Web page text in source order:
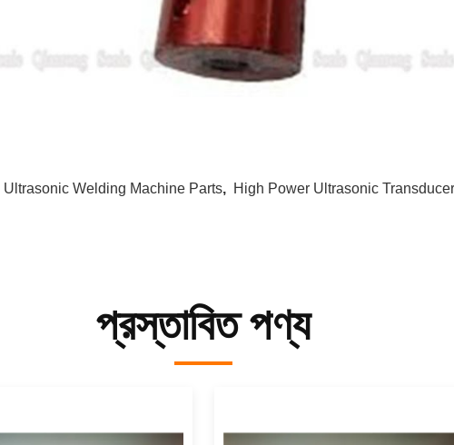
Ultrasonic Welding Machine Parts, High Power Ultrasonic Transducer
প্রস্তাবিত পণ্য